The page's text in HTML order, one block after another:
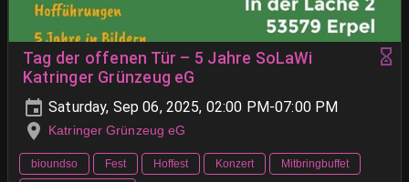
Tag der offenen Tür – 5 Jahre SoLaWi
Katringer Grünzeug eG
Saturday, Sep 06, 2025, 02:00 PM-07:00 PM
Katringer Grünzeug eG
bioundso Fest Hoffest Konzert
Mitbringbuffet